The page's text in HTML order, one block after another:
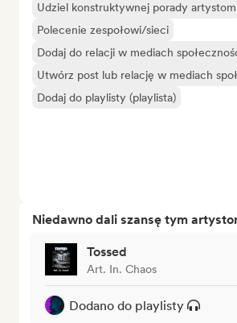
Udziel konstruktywnej porady artystom
Polecenie zespołowi/sieci
Dodaj do relacji w mediach
Utwórz post lub relację w mediach
Dodaj do playlisty (playlista)
Niedawno dali szansę tym
Tossed
Art. In. Chaos
Dodano do playlisty